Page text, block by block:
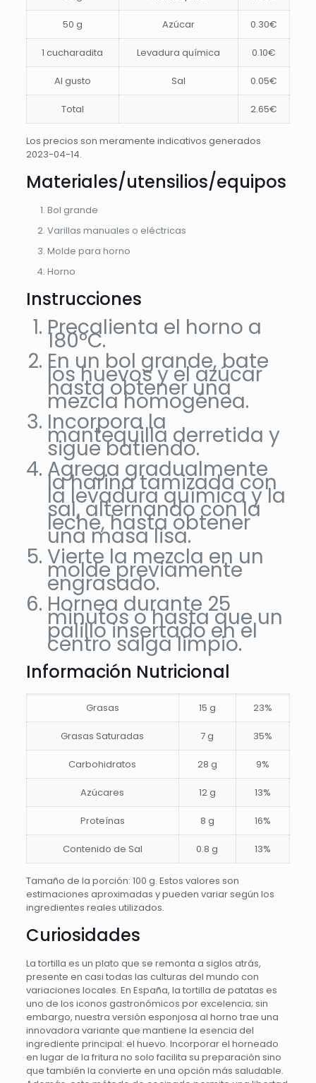
50 g Azúcar 0.30€
1 cucharadita Levadura química 0.10€
Al gusto Sal 0.05€
Total 2.65€
Los precios son meramente indicativos generados
2023-04-14.
Materiales/utensilios/equipos
Bol grande
Varillas manuales o eléctricas
Molde para horno
Horno
Instrucciones
Precalienta el horno a
180ºC.
En un bol grande, bate
los huevos y el azúcar
hasta obtener una
mezcla homogénea.
Incorpora la
mantequilla derretida y
sigue batiendo.
Agrega gradualmente
la harina tamizada con
la levadura química y la
sal, alternando con la
leche, hasta obtener
una masa lisa.
Vierte la mezcla en un
molde previamente
engrasado.
Hornea durante 25
minutos o hasta que un
palillo insertado en el
centro salga limpio.
Información Nutricional
Grasas 15 g 23%
Grasas Saturadas 7 g 35%
Carbohidratos 28 g 9%
Azúcares 12 g 13%
Proteínas 8 g 16%
Contenido de Sal 0.8 g 13%
Tamaño de la porción: 100 g. Estos valores son
estimaciones aproximadas y pueden variar según los
ingredientes reales utilizados.
Curiosidades
La tortilla es un plato que se remonta a siglos atrás,
presente en casi todas las culturas del mundo con
variaciones locales. En España, la tortilla de patatas es
uno de los iconos gastronómicos por excelencia; sin
embargo, nuestra versión esponjosa al horno trae una
innovadora variante que mantiene la esencia del
ingrediente principal: el huevo. Incorporar el horneado
en lugar de la fritura no solo facilita su preparación sino
que también la convierte en una opción más saludable.